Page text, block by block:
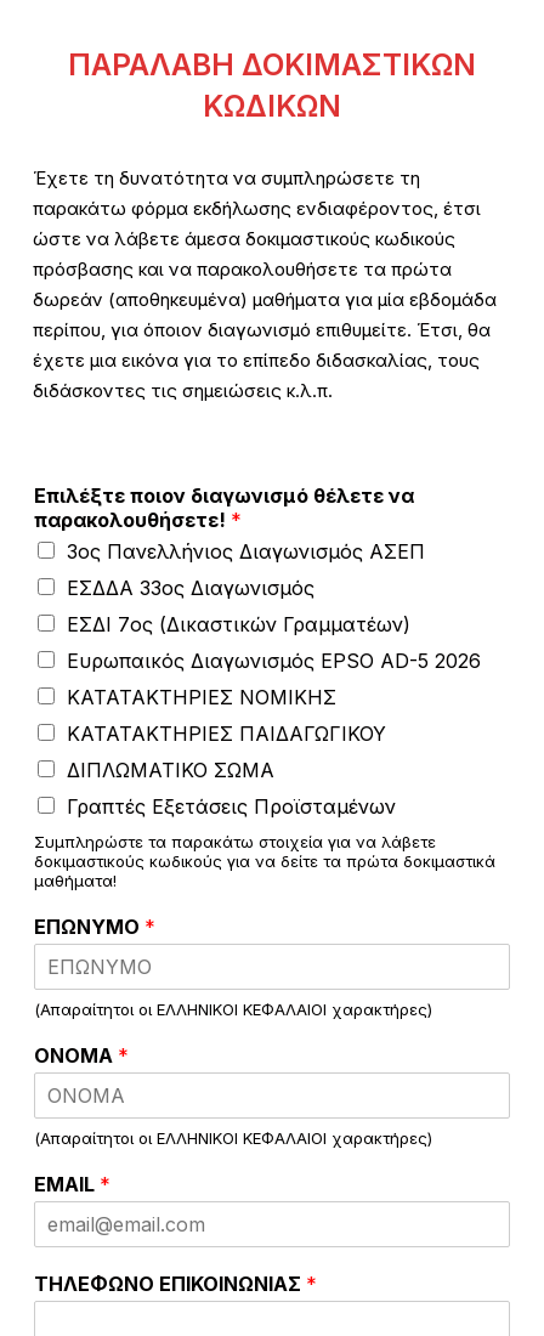
ΠΑΡΑΛΑΒΗ ΔΟΚΙΜΑΣΤΙΚΩΝ
ΚΩΔΙΚΩΝ
Έχετε τη δυνατότητα να συμπληρώσετε τη
παρακάτω φόρμα εκδήλωσης ενδιαφέροντος, έτσι
ώστε να λάβετε άμεσα δοκιμαστικούς κωδικούς
πρόσβασης και να παρακολουθήσετε τα πρώτα
δωρεάν (αποθηκευμένα) μαθήματα για μία εβδομάδα
περίπου, για όποιον διαγωνισμό επιθυμείτε. Έτσι, θα
έχετε μια εικόνα για το επίπεδο διδασκαλίας, τους
διδάσκοντες τις σημειώσεις κ.λ.π.
Επιλέξτε ποιον διαγωνισμό θέλετε να
παρακολουθήσετε! *
3ος Πανελλήνιος Διαγωνισμός ΑΣΕΠ
ΕΣΔΔΑ 33ος Διαγωνισμός
ΕΣΔΙ 7ος (Δικαστικών Γραμματέων)
Ευρωπαικός Διαγωνισμός EPSO AD-5 2026
ΚΑΤΑΤΑΚΤΗΡΙΕΣ ΝΟΜΙΚΗΣ
ΚΑΤΑΤΑΚΤΗΡΙΕΣ ΠΑΙΔΑΓΩΓΙΚΟΥ
ΔΙΠΛΩΜΑΤΙΚΟ ΣΩΜΑ
Γραπτές Εξετάσεις Προϊσταμένων
Συμπληρώστε τα παρακάτω στοιχεία για να λάβετε
δοκιμαστικούς κωδικούς για να δείτε τα πρώτα δοκιμαστικά
μαθήματα!
ΕΠΩΝΥΜΟ *
(Απαραίτητοι οι ΕΛΛΗΝΙΚΟΙ ΚΕΦΑΛΑΙΟΙ χαρακτήρες)
ΟΝΟΜΑ *
(Απαραίτητοι οι ΕΛΛΗΝΙΚΟΙ ΚΕΦΑΛΑΙΟΙ χαρακτήρες)
EMAIL *
ΤΗΛΕΦΩΝΟ ΕΠΙΚΟΙΝΩΝΙΑΣ *